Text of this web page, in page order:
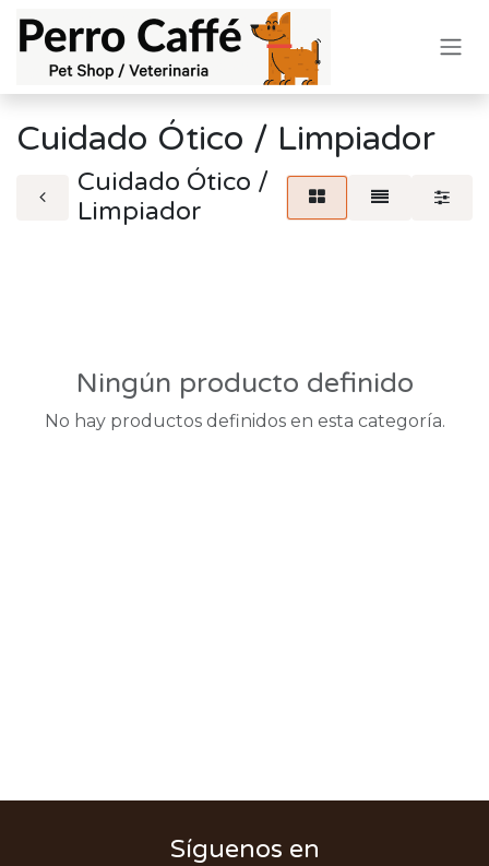
Cuidado Ótico / Limpiador
Cuidado Ótico /
Limpiador
Ningún producto definido
No hay productos definidos en esta categoría.
Síguenos en